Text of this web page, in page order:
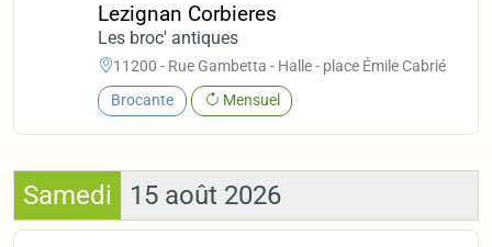
Lezignan Corbieres
Les broc' antiques
11200 - Rue Gambetta - Halle - place Émile Cabrié
Brocante Mensuel
Samedi 15 août 2026